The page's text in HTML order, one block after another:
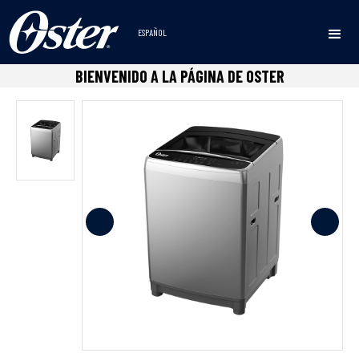
ESPAÑOL
BIENVENIDO A LA PÁGINA DE OSTER
Inicio • Lavadoras • Digitales • Lavadora Digital